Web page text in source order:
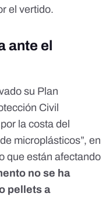
el vertido.
el
su Plan
Civil
la costa del
microplásticos”, en
que están afectando
no se ha
pellets a